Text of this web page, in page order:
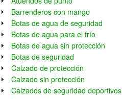
Barrenderos con mango
Botas de agua de seguridad
Botas de agua para el frío
Botas de agua sin protección
Botas de seguridad
Calzado de protección
Calzado sin protección
Calzados de seguridad deportivos